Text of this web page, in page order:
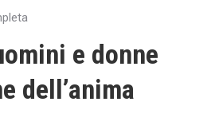
e donne
dell’anima